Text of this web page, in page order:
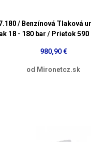
/ Benzínová Tlaková
18 - 180 bar / Prietok
980,90 €
od Mironetcz.sk